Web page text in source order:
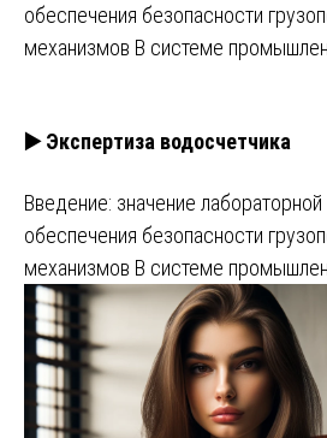
обеспечения безопасности
механизмов В системе
▶️ Экспертиза водосчетчика
Введение: значение лабораторной
обеспечения безопасности
механизмов В системе